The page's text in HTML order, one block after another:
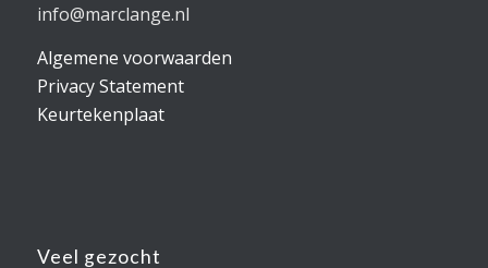
info@marclange.nl
Algemene voorwaarden
Privacy Statement
Keurtekenplaat
Veel gezocht